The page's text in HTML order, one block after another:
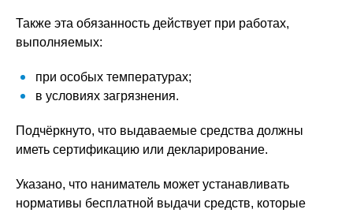
Также эта обязанность действует при работах,
выполняемых:
при особых температурах;
в условиях загрязнения.
Подчёркнуто, что выдаваемые средства должны
иметь сертификацию или декларирование.
Указано, что наниматель может устанавливать
нормативы бесплатной выдачи средств, которые